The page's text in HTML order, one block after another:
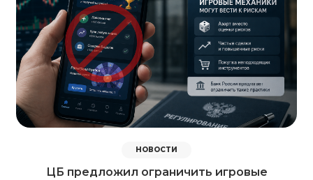
НОВОСТИ
ЦБ предложил ограничить игровые